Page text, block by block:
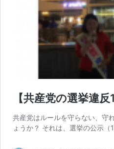
【共産党の選挙違
共産党はルールを守らない、守
ょうか？ それは、選挙の公示